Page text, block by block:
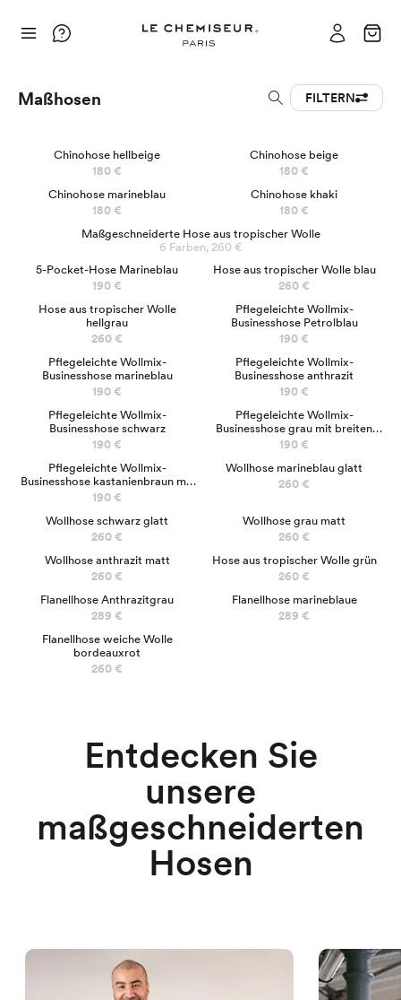
Maßhosen FILTERN
Chinohose hellbeige
180 €
Chinohose beige
180 €
Chinohose marineblau
180 €
Chinohose khaki
180 €
BESTSELLER
5-Pocket-Hose Marineblau
190 €
Hose aus tropischer Wolle blau
260 €
Hose aus tropischer Wolle
hellgrau
260 €
Pflegeleichte Wollmix-
Businesshose Petrolblau
190 €
Pflegeleichte Wollmix-
Businesshose marineblau
190 €
Pflegeleichte Wollmix-
Businesshose anthrazit
190 €
Pflegeleichte Wollmix-
Businesshose schwarz
190 €
Pflegeleichte Wollmix-
Businesshose grau mit breiten
Streifen
190 €
Pflegeleichte Wollmix-
Businesshose kastanienbraun mit
feinen Streifen
190 €
Wollhose marineblau glatt
260 €
Wollhose schwarz glatt
260 €
Wollhose grau matt
260 €
Wollhose anthrazit matt
260 €
Hose aus tropischer Wolle grün
260 €
Flanellhose Anthrazitgrau
289 €
Flanellhose marineblaue
289 €
Flanellhose weiche Wolle
bordeauxrot
260 €
Maßgeschneiderte Hose aus tropischer Wolle
6 Farben, 260 €
Entdecken Sie
unsere
maßgeschneiderten
Hosen